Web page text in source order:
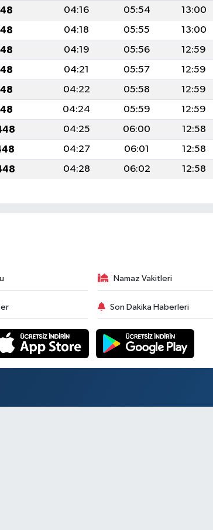
04:16 05:54 13:00
04:18 05:55 13:00
04:19 05:56 12:59
04:21 05:57 12:59
04:22 05:58 12:59
04:24 05:59 12:59
04:25 06:00 12:58
04:27 06:01 12:58
04:28 06:02 12:58
Namaz Vakitleri
Son Dakika Haberleri